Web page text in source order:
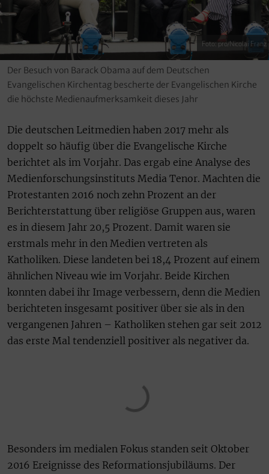
Foto: pro/Nicolai Franz
Der Besuch von Barack Obama auf dem Deutschen
Evangelischen Kirchentag bescherte der Evangelischen Kirche
die höchste Medienaufmerksamkeit dieses Jahr
Die deutschen Leitmedien haben 2017 mehr als
doppelt so häufig über die Evangelische Kirche
berichtet als im Vorjahr. Das ergab eine Analyse des
Medienforschungsinstituts Media Tenor. Machten die
Protestanten 2016 noch zehn Prozent an der
Berichterstattung über religiöse Gruppen aus, waren
es in diesem Jahr 20,5 Prozent. Damit waren sie
erstmals mehr in den Medien vertreten als
Katholiken. Diese landeten bei 18,4 Prozent auf einem
ähnlichen Niveau wie im Vorjahr. Beide Kirchen
konnten dabei ihr Image verbessern, denn die Medien
berichteten insgesamt positiver über sie als in den
vergangenen Jahren – Katholiken stehen gar seit 2012
das erste Mal tendenziell positiver als negativer da.
Besonders im medialen Fokus standen seit Oktober
2016 Ereignisse des Reformationsjubiläums. Der